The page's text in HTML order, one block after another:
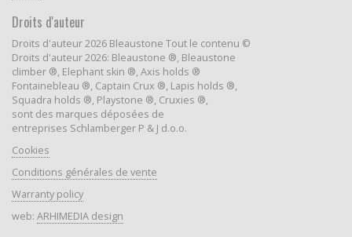
Droits d'auteur
Droits d'auteur 2026 Bleaustone Tout le contenu ©
Droits d'auteur 2026: Bleaustone ®, Bleaustone
climber ®, Elephant skin ®, Axis holds ®
Fontainebleau ®, Captain Crux ®, Lapis holds ®,
Squadra holds ®, Playstone ®, Cruxies ®,
sont des marques déposées de
entreprises Schlamberger P & J d.o.o.
Cookies
Conditions générales de vente
Warranty policy
web: ARHIMEDIA design